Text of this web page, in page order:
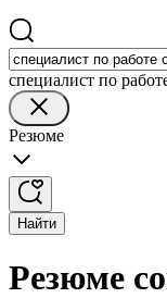
специалист по
Резюме
Найти
Резюме